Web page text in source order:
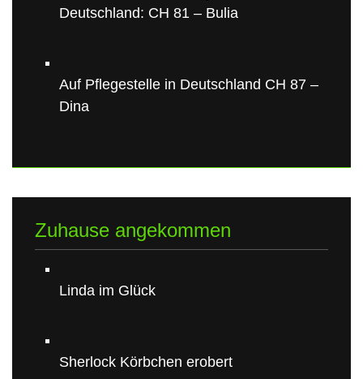
Deutschland: CH 81 – Bulia
Auf Pflegestelle in Deutschland CH 87 –
Dina
Zuhause angekommen
Linda im Glück
Sherlock Körbchen erobert